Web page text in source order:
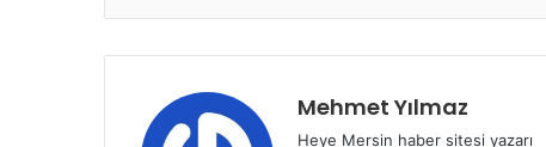
Mehmet Yılmaz
Heye Mersin haber sitesi yazarı